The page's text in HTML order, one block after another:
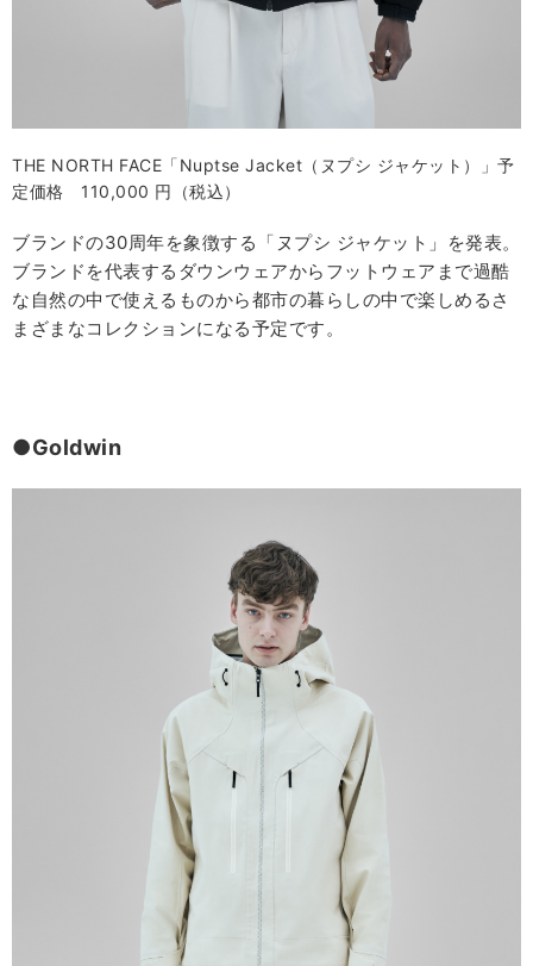
THE NORTH FACE「Nuptse Jacket（ヌプシ ジャケット）」予
定価格 110,000 円（税込）
ブランドの30周年を象徴する「ヌプシ ジャケット」を発表。
ブランドを代表するダウンウェアからフットウェアまで過酷
な自然の中で使えるものから都市の暮らしの中で楽しめるさ
まざまなコレクションになる予定です。
●Goldwin